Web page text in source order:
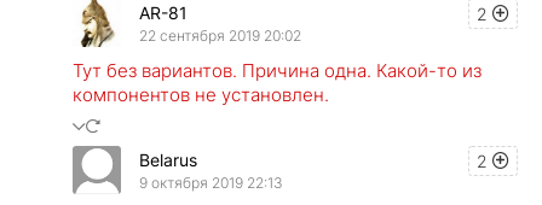
2
AR-81
22 сентября 2019 20:02
Тут без вариантов. Причина одна. Какой-то из
компонентов не установлен.
2
Belarus
9 октября 2019 22:13